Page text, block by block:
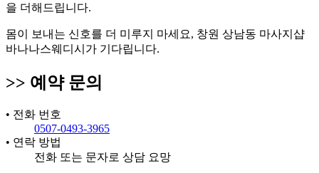
을 더해드립니다.
몸이 보내는 신호를 더 미루지 마세요, 창원 상남동 마사지샵
바나나스웨디시가 기다립니다.
>> 예약 문의
• 전화 번호
0507-0493-3965
• 연락 방법
전화 또는 문자로 상담 요망